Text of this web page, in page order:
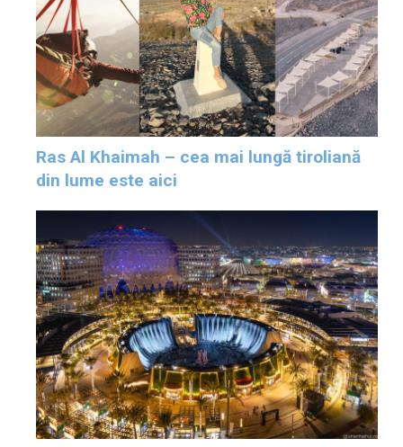
Ras Al Khaimah – cea mai lungă tiroliană
din lume este aici